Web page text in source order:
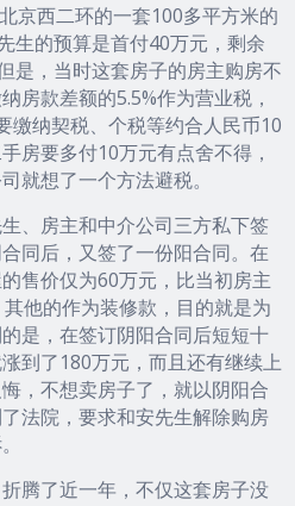
京西二环的一套100多平方米的
生的预算是首付40万元，剩余
是，当时这套房子的房主购房不
房款差额的5.5%作为营业税，
缴纳契税、个税等约合人民币10
房要多付10万元有点舍不得，
就想了一个方法避税。
、房主和中介公司三方私下签
同后，又签了一份阳合同。在
售价仅为60万元，比当初房主
他的作为装修款，目的就是为
是，在签订阴阳合同后短短十
到了180万元，而且还有继续上
，不想卖房子了，就以阴阳合
法院，要求和安先生解除购房
腾了近一年，不仅这套房子没